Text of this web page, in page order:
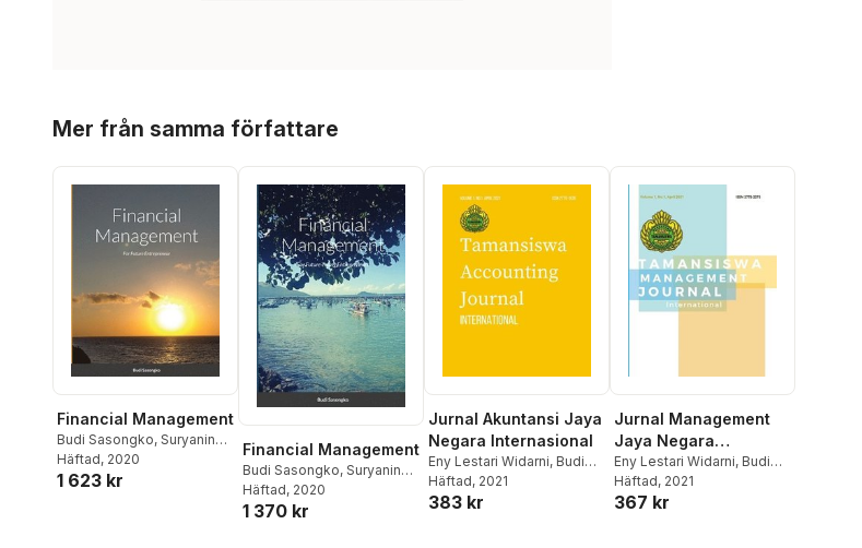
Mer från samma författare
Financial Management
Budi Sasongko, Suryaning
Bawono
Häftad, 2020
1 623 kr
Financial Management
Budi Sasongko, Suryaning
Bawono
Häftad, 2020
1 370 kr
Jurnal Akuntansi Jaya
Negara Internasional
Eny Lestari Widarni, Budi
Sasongko,Suryaning
Bawono
Häftad, 2021
383 kr
Jurnal Management
Jaya Negara
Internasional
Eny Lestari Widarni, Budi
Sasongko,Suryaning
Bawono
Häftad, 2021
367 kr